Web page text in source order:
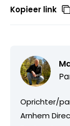
Kopieer link
Oprichter/
Arnhem